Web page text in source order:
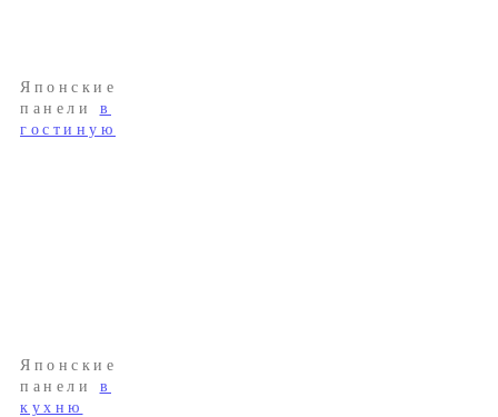
Японские
панели в
гостиную
Японские
панели в
кухню